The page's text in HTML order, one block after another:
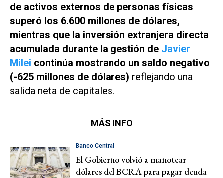
de activos externos de personas físicas
superó los 6.600 millones de dólares,
mientras que la inversión extranjera directa
acumulada durante la gestión de Javier
Milei continúa mostrando un saldo negativo
(-625 millones de dólares) reflejando una
salida neta de capitales.
MÁS INFO
Banco Central
El Gobierno volvió a manotear
dólares del BCRA para pagar deuda